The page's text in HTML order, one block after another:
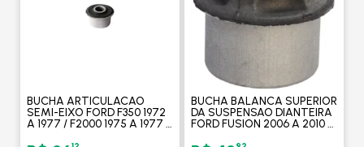
BUCHA ARTICULACAO
SEMI-EIXO FORD F350 1972
A 1977 / F2000 1975 A 1977 /
BUCHA BALANCA SUPERIOR
DA SUSPENSAO DIANTEIRA
FORD FUSION 2006 A 2010 -